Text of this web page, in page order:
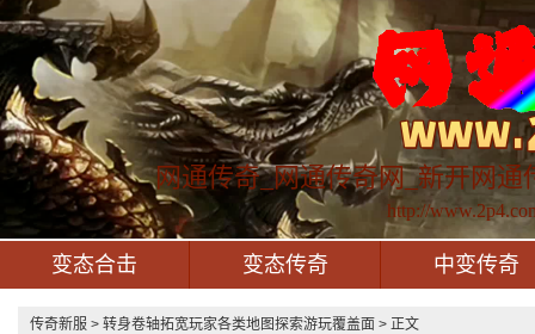
网通传奇_网通传奇网_新开网通
http://
变态合击 变态传奇 中变传奇
传奇新服 > 转身卷轴拓宽玩家各类地图探索游玩覆盖面 > 正文